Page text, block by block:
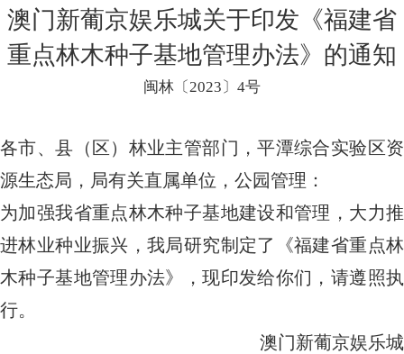
澳门新葡京娱乐城关于印发《福建省
重点林木种子基地管理办法》的通知
闽林〔2023〕4号
各市、县（区）林业主管部门，平潭综合实验区资
源生态局，局有关直属单位，公园管理：
为加强我省重点林木种子基地建设和管理，大力推
进林业种业振兴，我局研究制定了《福建省重点林
木种子基地管理办法》，现印发给你们，请遵照执
行。
澳门新葡京娱乐城